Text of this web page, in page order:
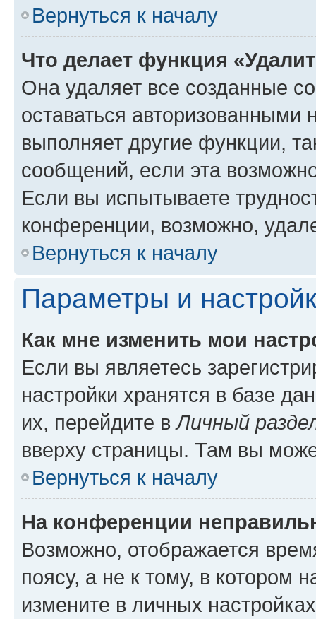
Вернуться к началу
Что делает функция
Она удаляет все созданные
оставаться авторизованными
выполняет другие функции,
сообщений, если эта
Если вы испытываете
конференции, возможно,
Вернуться к началу
Параметры и
Как мне изменить мои
Если вы являетесь
настройки хранятся в базе
их, перейдите вЛичный
вверху страницы. Там вы
Вернуться к началу
На конференции
Возможно, отображается
поясу, а не к тому, в котором
измените в личных